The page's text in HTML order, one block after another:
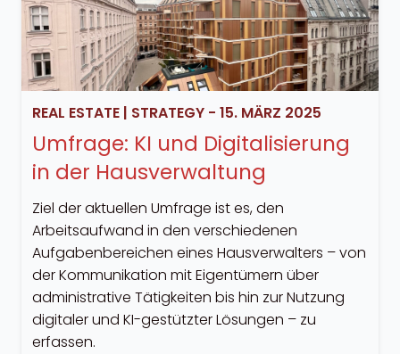
REAL ESTATE| STRATEGY- 15. MÄRZ 2025
Umfrage: KI und Digitalisierung
in der Hausverwaltung
Ziel der aktuellen Umfrage ist es, den
Arbeitsaufwand in den verschiedenen
Aufgabenbereichen eines Hausverwalters – von
der Kommunikation mit Eigentümern über
administrative Tätigkeiten bis hin zur Nutzung
digitaler und KI-gestützter Lösungen – zu
erfassen.